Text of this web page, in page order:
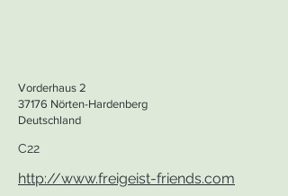
Vorderhaus 2
37176 Nörten-Hardenberg
Deutschland
C22
http://www.freigeist-friends.com